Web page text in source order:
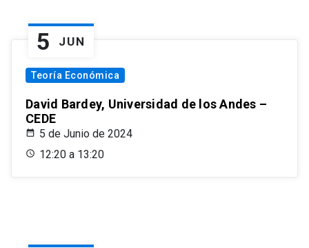
5 JUN
Teoría Económica
David Bardey, Universidad de los Andes –
CEDE
5 de Junio de 2024
12:20 a 13:20